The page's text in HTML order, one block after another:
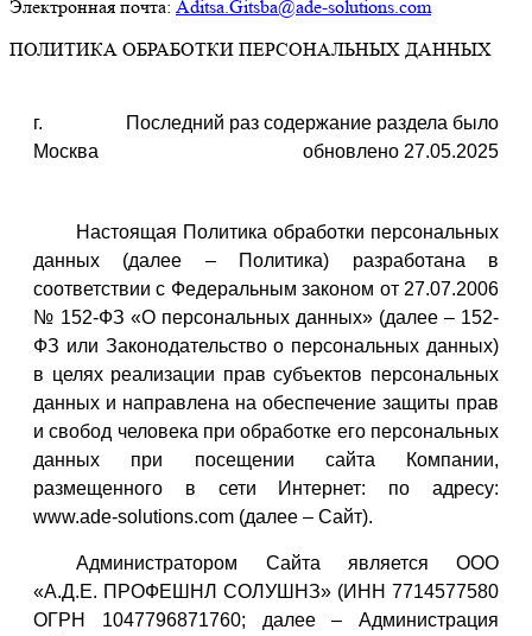
Электронная почта: Aditsa.Gitsba@ade-solutions.com
ПОЛИТИКА ОБРАБОТКИ ПЕРСОНАЛЬНЫХ ДАННЫХ
г.
Москва
Последний раз содержание раздела было
обновлено 27.05.2025
Настоящая Политика обработки персональных
данных (далее – Политика) разработана в
соответствии с Федеральным законом от 27.07.2006
№ 152-ФЗ «О персональных данных» (далее – 152-
ФЗ или Законодательство о персональных данных)
в целях реализации прав субъектов персональных
данных и направлена на обеспечение защиты прав
и свобод человека при обработке его персональных
данных при посещении сайта Компании,
размещенного в сети Интернет: по адресу:
www.ade-solutions.com (далее – Сайт).
Администратором Сайта является ООО
«А.Д.Е. ПРОФЕШНЛ СОЛУШНЗ» (ИНН 7714577580
ОГРН 1047796871760; далее – Администрация